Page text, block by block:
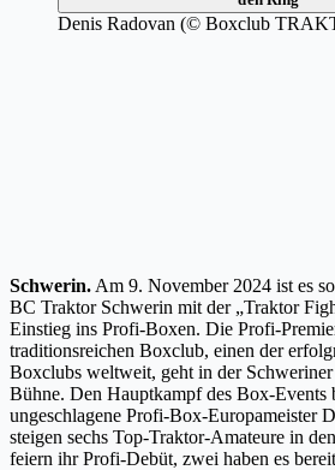
Denis Radovan (© Boxclub
Schwerin. Am 9. November 2024 ist es
BC Traktor Schwerin mit der „Traktor
Einstieg ins Profi-Boxen. Die Profi-
traditionsreichen Boxclub, einen der
Boxclubs weltweit, geht in der
Bühne. Den Hauptkampf des Box-Events
ungeschlagene Profi-Box-Europameister
steigen sechs Top-Traktor-Amateure in
feiern ihr Profi-Debüt, zwei haben es